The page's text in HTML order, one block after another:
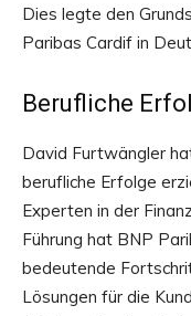
Dies legte den
Paribas Cardif in
Berufliche
David Furtwängler
berufliche Erfolge
Experten in der
Führung hat BNP
bedeutende
Lösungen für die